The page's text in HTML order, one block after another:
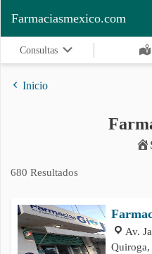
Contacto
Farmaciasmexico.com
Consultas
Inicio
680 Resultados
Av.
Quiroga,